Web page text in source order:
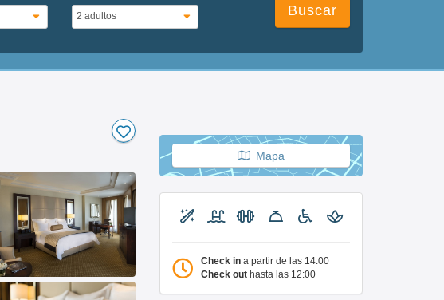
Buscar
Mapa
Check in a partir de las 14:00
Check out hasta las 12:00